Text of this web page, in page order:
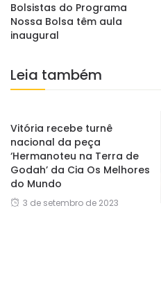
Bolsistas do Programa
Nossa Bolsa têm aula
inaugural
Leia também
Vitória recebe turnê
nacional da peça
‘Hermanoteu na Terra de
Godah’ da Cia Os Melhores
do Mundo
3 de setembro de 2023